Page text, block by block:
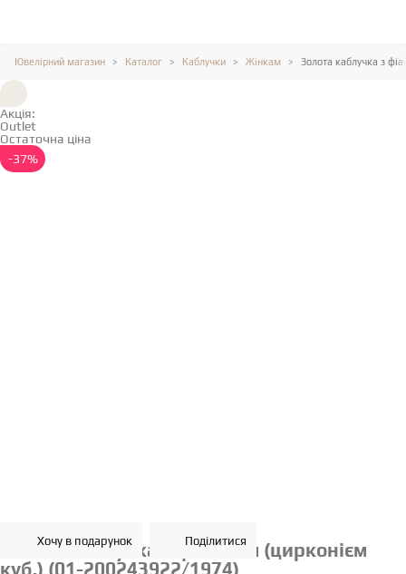
Ювелірний магазин Каталог Каблучки Жінкам Золота каблучка з
Акція:
Outlet
Остаточна ціна
-37%
Хочу в подарунок Поділитися
Золота каблучка з фіанітом (цирконієм
куб.) (01-200243922/1974)